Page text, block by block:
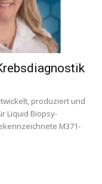
produziert und
Liquid Biopsy-
M371-